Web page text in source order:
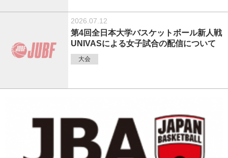
2026.07.12
第4回全日本大学バスケットボール新人戦
UNIVASによる女子試合の配信について
大会